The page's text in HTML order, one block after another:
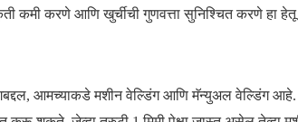
कमी करणे आणि खुर्चीची गुणवत्ता सुनिश्चित करणे हा
आमच्याकडे मशीन वेल्डिंग आणि मॅन्युअल वेल्डिंग आहे.